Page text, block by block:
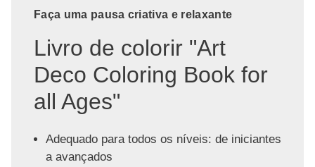
Faça uma pausa criativa e relaxante
Livro de colorir "Art
Deco Coloring Book for
all Ages"
Adequado para todos os níveis: de iniciantes
a avançados